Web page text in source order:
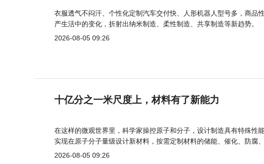
衣服透气不闷汗、个性化定制汽车交付快、人形机器人型号多，商
产生活中的变化，折射出纳米制造、柔性制造、共享制造等新趋势。
2026-08-05 09:26
十亿分之一米尺度上，材料有了新能力
在这样的微观世界里，科学家操控原子和分子，设计制造具有特殊性
实现在原子分子量级设计新材料，按需定制材料的储能、催化、防腐
2026-08-05 09:26